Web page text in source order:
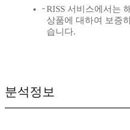
RISS 서비스에서는
상품에 대하여 보증
습니다.
분석정보